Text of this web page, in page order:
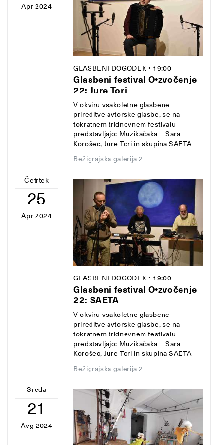
Apr 2024
GLASBENI DOGODEK • 19:00
Glasbeni festival O•zvočenje
22: Jure Tori
V okviru vsakoletne glasbene
prireditve avtorske glasbe, se na
tokratnem tridnevnem festivalu
predstavljajo: Muzikačaka − Sara
Korošec, Jure Tori in skupina SAETA
Bežigrajska galerija 2
Četrtek
25
Apr 2024
GLASBENI DOGODEK • 19:00
Glasbeni festival O•zvočenje
22: SAETA
V okviru vsakoletne glasbene
prireditve avtorske glasbe, se na
tokratnem tridnevnem festivalu
predstavljajo: Muzikačaka − Sara
Korošec, Jure Tori in skupina SAETA
Bežigrajska galerija 2
Sreda
21
Avg 2024